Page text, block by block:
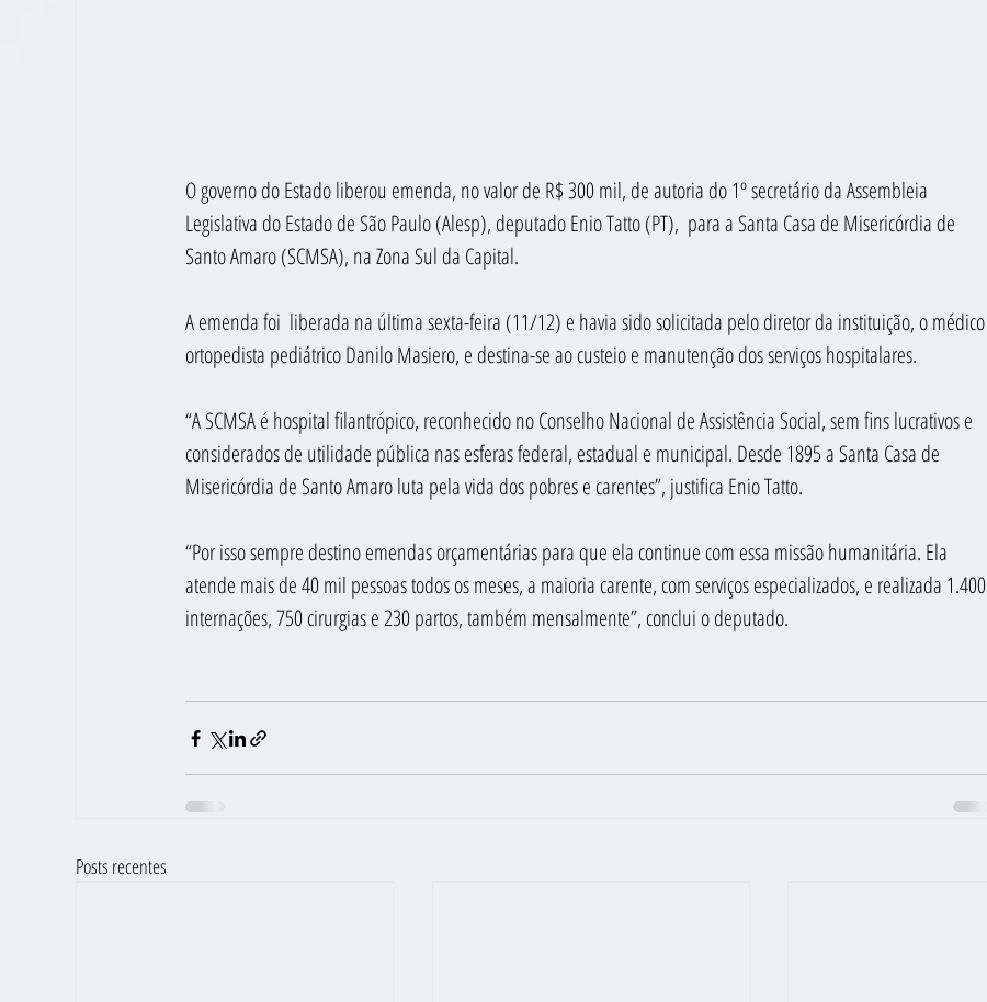
O governo do Estado liberou emenda, no valor de R$ 300 mil, de autoria do 1º secretário da Assembleia
Legislativa do Estado de São Paulo (Alesp), deputado Enio Tatto (PT),  para a Santa Casa de Misericórdia de
Santo Amaro (SCMSA), na Zona Sul da Capital.
A emenda foi  liberada na última sexta-feira (11/12) e havia sido solicitada pelo diretor da instituição, o médico
ortopedista pediátrico Danilo Masiero, e destina-se ao custeio e manutenção dos serviços hospitalares.
“A SCMSA é hospital filantrópico, reconhecido no Conselho Nacional de Assistência Social, sem fins lucrativos e
considerados de utilidade pública nas esferas federal, estadual e municipal. Desde 1895 a Santa Casa de
Misericórdia de Santo Amaro luta pela vida dos pobres e carentes”, justifica Enio Tatto.
“Por isso sempre destino emendas orçamentárias para que ela continue com essa missão humanitária. Ela
atende mais de 40 mil pessoas todos os meses, a maioria carente, com serviços especializados, e realizada 1.400
internações, 750 cirurgias e 230 partos, também mensalmente”, conclui o deputado.
Posts recentes